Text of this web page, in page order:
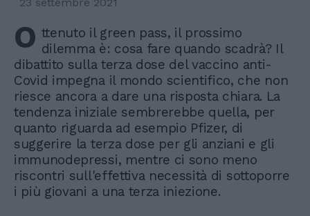
O ttenuto il green pass, il prossimo
dilemma è: cosa fare quando scadrà? Il
dibattito sulla terza dose del vaccino anti-
Covid impegna il mondo scientifico, che non
riesce ancora a dare una risposta chiara. La
tendenza iniziale sembrerebbe quella, per
quanto riguarda ad esempio Pfizer, di
suggerire la terza dose per gli anziani e gli
immunodepressi, mentre ci sono meno
riscontri sull'effettiva necessità di sottoporre
i più giovani a una terza iniezione.